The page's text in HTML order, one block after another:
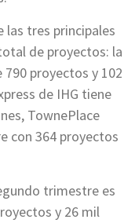
las tres principales
de proyectos: la
proyectos y 102
de IHG tiene
TownePlace
con 364 proyectos
trimestre es
y 26 mil